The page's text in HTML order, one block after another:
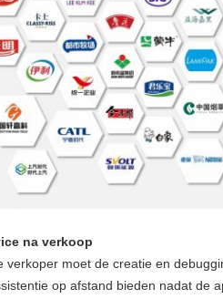
na verkoop
verkoper moet de creatie en
op afstand bieden nadat de